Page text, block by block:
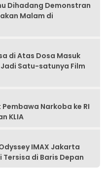
Dihadang Demonstran
Malam di
di Atas Dosa Masuk
Satu-satunya Film
Narkoba ke RI
KLIA
IMAX Jakarta
Tersisa di Baris Depan